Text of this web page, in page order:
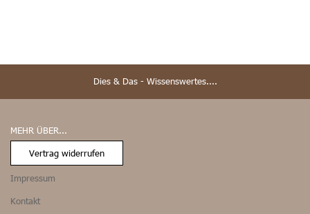
Dies & Das - Wissenswertes....
MEHR ÜBER...
Vertrag widerrufen
Impressum
Kontakt